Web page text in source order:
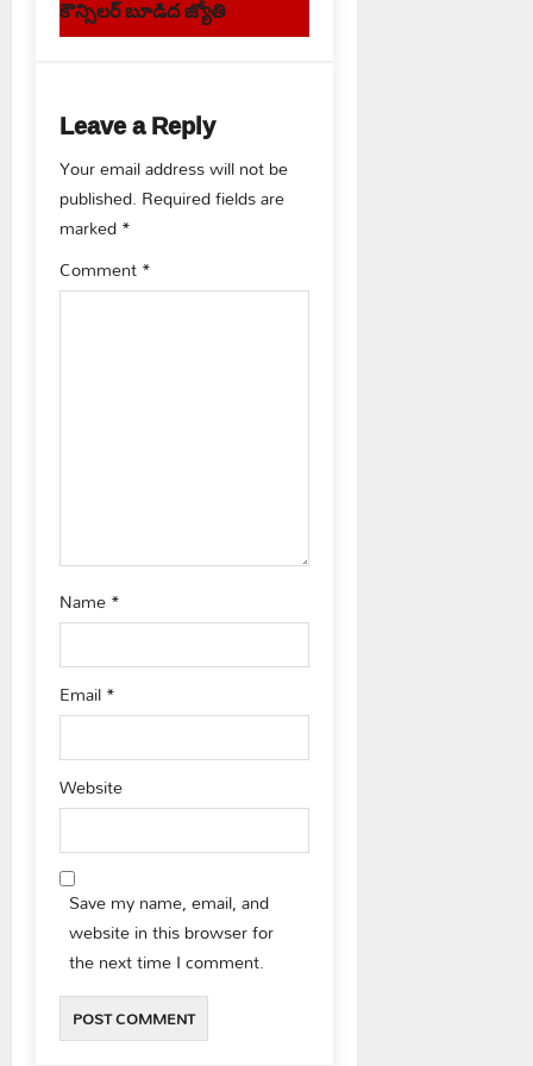
a
v
i
g
a
t
కౌన్సిలర్ బూడిద జ్యోతి
Leave a Reply
Your email address will not be
published. Required fields are
marked*
Comment*
Name*
Email*
Website
Save my name, email, and
website in this browser for
the next time I comment.